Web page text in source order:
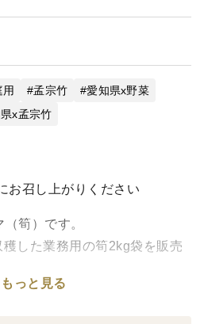
孟宗竹
愛知県x野菜
x孟宗竹
お召し上がりください
筍）です。
した業務用の筍2kg袋を販売
予定です。
もっと見る